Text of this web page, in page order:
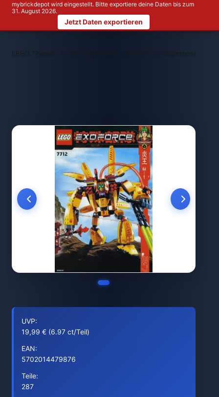
mybrickdepot wird eingestellt. Bitte exportiere deine Daten bis zum
31. August 2026.
Jetzt Daten exportieren
LEGO Themen > LEGO 7712 Supernova
UVP:
19,99 € (6.97 ct/Teil)
EAN:
5702014479876
Teile:
287